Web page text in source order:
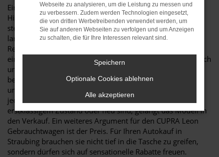
Ein CUPRA Leon Gebrauchtwagen ist gleich in mehrerlei
Hinsicht die perfekte Wahl für Straubing. An erster Stelle
steht die Qualität: der CUPRA Leon gilt als besonders
langlebig und zeigt sich nur wenig anfällig für Pannen. Zu
Reparaturen kommt es nur selten und so erwerben Sie mit
einem CUPRA Leon Gebrauchtwagen für Straubing ein durch
und durch zuverlässiges Fahrzeug. Hinzu kommt, dass wir
bei Auto Niedermayer jedes gebrauchte Fahrzeug einer
umfangreichen Kontrolle unterziehen. Nur, wenn wirklich
jedes Details stimmt und auch die Verschleißteile in
erstklassigem Zustand oder neu sind, gelangt das Modell in
den Verkauf. Ein weiteres Argument für den CUPRA Leon
Gebrauchtwagen ist der Preis. Für Ihren Autokauf in
Straubing brauchen sie nicht tief in die Tasche zu greifen,
sondern dürfen sich auf sensationelle Rabatte freuen.
Webseite zu analysieren, um die Leistung zu messen und
zu verbessern. Zudem werden Technologien eingesetzt,
die von dritten Werbetreibenden verwendet werden, um
Sie auf anderen Webseiten zu verfolgen und um Anzeigen
zu schalten, die für Ihre Interessen relevant sind.
Speichern
Optionale Cookies ablehnen
Alle akzeptieren